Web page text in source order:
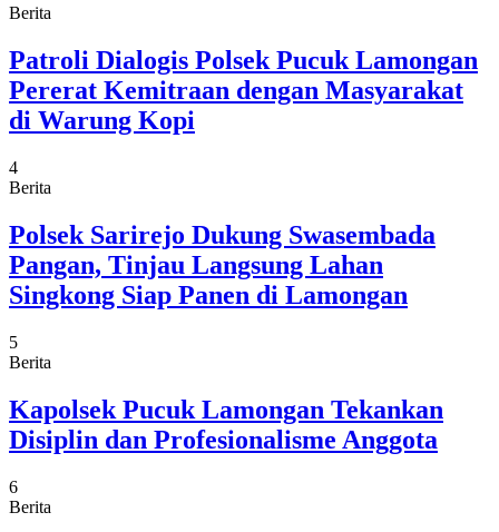
Berita
Patroli Dialogis Polsek Pucuk Lamongan
Pererat Kemitraan dengan Masyarakat
di Warung Kopi
4
Berita
Polsek Sarirejo Dukung Swasembada
Pangan, Tinjau Langsung Lahan
Singkong Siap Panen di Lamongan
5
Berita
Kapolsek Pucuk Lamongan Tekankan
Disiplin dan Profesionalisme Anggota
6
Berita